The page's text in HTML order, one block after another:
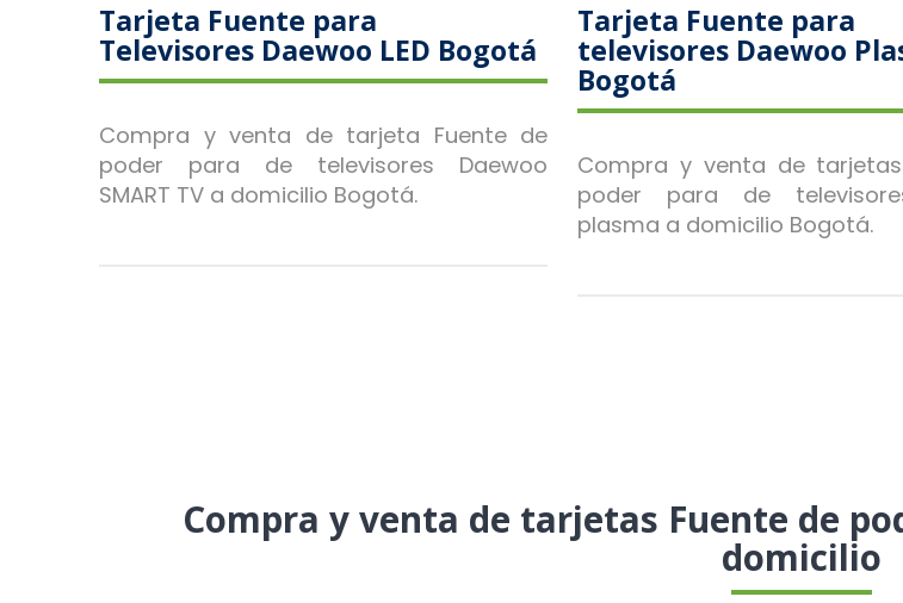
Tarjeta Fuente para
Televisores Daewoo LED Bogotá
Compra y venta de tarjeta Fuente de
poder para de televisores Daewoo
SMART TV a domicilio Bogotá.
Tarjeta Fuente para
televisores Daewoo
Bogotá
Compra y venta de
poder para de
plasma a domicilio Bogotá.
Compra y venta de tarjetas Fuente de
domicilio